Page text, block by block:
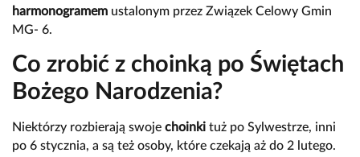
harmonogramem ustalonym przez Związek Celowy Gmin
MG- 6.
Co zrobić z choinką po Świętach
Bożego Narodzenia?
Niektórzy rozbierają swoje choinki tuż po Sylwestrze, inni
po 6 stycznia, a są też osoby, które czekają aż do 2 lutego.